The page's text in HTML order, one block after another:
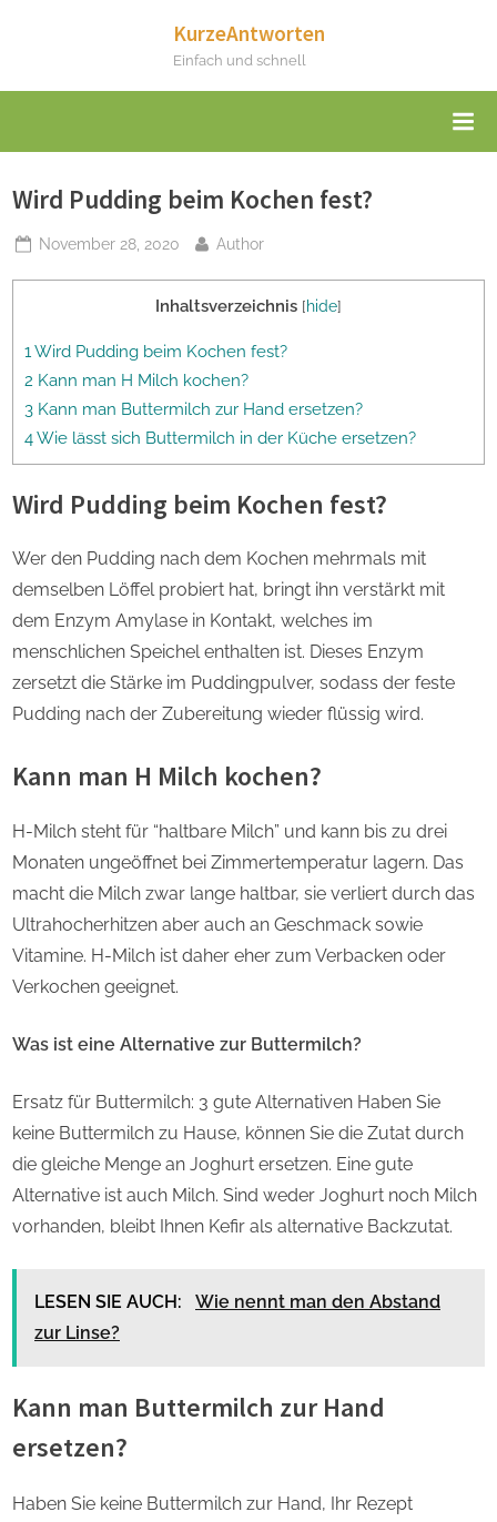
KurzeAntworten
Einfach und schnell
Wird Pudding beim Kochen fest?
Posted
November 28, 2020 By
Author
Inhaltsverzeichnis [hide]
1 Wird Pudding beim Kochen fest?
2 Kann man H Milch kochen?
3 Kann man Buttermilch zur Hand ersetzen?
4 Wie lässt sich Buttermilch in der Küche ersetzen?
Wird Pudding beim Kochen fest?
Wer den Pudding nach dem Kochen mehrmals mit
demselben Löffel probiert hat, bringt ihn verstärkt mit
dem Enzym Amylase in Kontakt, welches im
menschlichen Speichel enthalten ist. Dieses Enzym
zersetzt die Stärke im Puddingpulver, sodass der feste
Pudding nach der Zubereitung wieder flüssig wird.
Kann man H Milch kochen?
H-Milch steht für “haltbare Milch” und kann bis zu drei
Monaten ungeöffnet bei Zimmertemperatur lagern. Das
macht die Milch zwar lange haltbar, sie verliert durch das
Ultrahocherhitzen aber auch an Geschmack sowie
Vitamine. H-Milch ist daher eher zum Verbacken oder
Verkochen geeignet.
Was ist eine Alternative zur Buttermilch?
Ersatz für Buttermilch: 3 gute Alternativen Haben Sie
keine Buttermilch zu Hause, können Sie die Zutat durch
die gleiche Menge an Joghurt ersetzen. Eine gute
Alternative ist auch Milch. Sind weder Joghurt noch Milch
vorhanden, bleibt Ihnen Kefir als alternative Backzutat.
LESEN SIE AUCH:
Wie nennt man den Abstand
zur Linse?
Kann man Buttermilch zur Hand
ersetzen?
Haben Sie keine Buttermilch zur Hand, Ihr Rezept